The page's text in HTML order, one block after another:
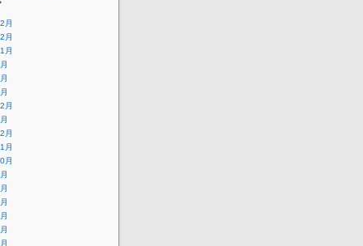
月
月
月
月
月
月
月